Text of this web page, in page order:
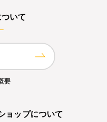
いて
要
ョップについて